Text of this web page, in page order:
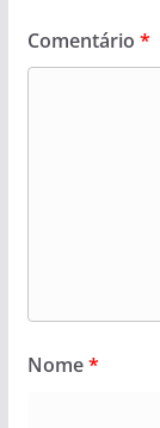
Comentário *
Nome*